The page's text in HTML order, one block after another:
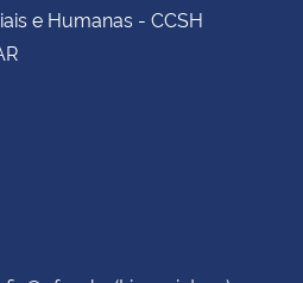
e Humanas - CCSH